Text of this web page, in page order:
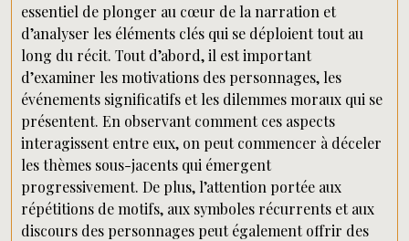
essentiel de plonger au cœur de la narration et
d’analyser les éléments clés qui se déploient tout au
long du récit. Tout d’abord, il est important
d’examiner les motivations des personnages, les
événements significatifs et les dilemmes moraux qui se
présentent. En observant comment ces aspects
interagissent entre eux, on peut commencer à déceler
les thèmes sous-jacents qui émergent
progressivement. De plus, l’attention portée aux
répétitions de motifs, aux symboles récurrents et aux
discours des personnages peut également offrir des